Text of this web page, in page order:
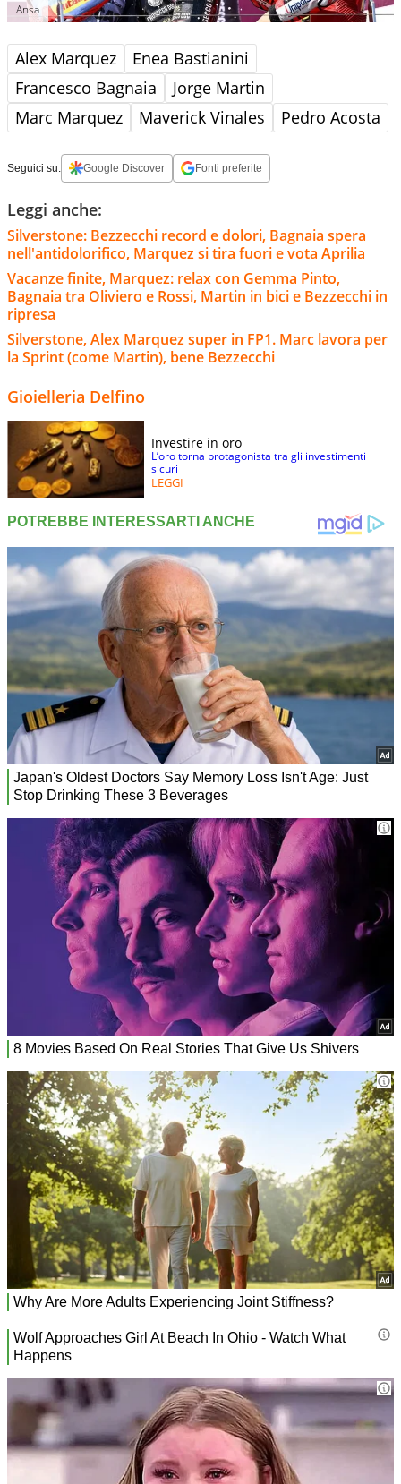
Ansa
Alex Marquez
Enea Bastianini
Francesco Bagnaia
Jorge Martin
Marc Marquez
Maverick Vinales Pedro Acosta
Seguici su: Google Discover Fonti preferite
Leggi anche:
Silverstone: Bezzecchi record e dolori, Bagnaia spera
nell'antidolorifico, Marquez si tira fuori e vota Aprilia
Vacanze finite, Marquez: relax con Gemma Pinto,
Bagnaia tra Oliviero e Rossi, Martin in bici e Bezzecchi in
ripresa
Silverstone, Alex Marquez super in FP1. Marc lavora per
la Sprint (come Martin), bene Bezzecchi
Gioielleria Delfino
Investire in oro
L’oro torna protagonista tra gli investimenti
sicuri
LEGGI